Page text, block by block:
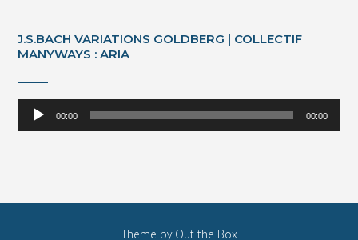
J.S.BACH VARIATIONS GOLDBERG | COLLECTIF
MANYWAYS : ARIA
Lecteur
audio
00:00 00:00
Theme by Out the Box